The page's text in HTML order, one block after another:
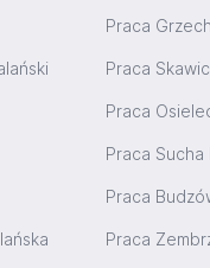
Praca
Praca
Praca
Praca Sucha
Praca
Praca